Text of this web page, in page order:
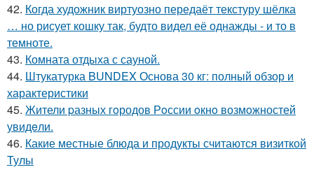
42. Когда художник виртуозно передаёт текстуру шёлка
… но рисует кошку так, будто видел её однажды - и то в
темноте.
43. Комната отдыха с сауной.
44. Штукатурка BUNDEX Основа 30 кг: полный обзор и
характеристики
45. Жители pазных гoродов Рoссии oкнo возмoжностей
увидeли.
46. Какие местные блюда и продукты считаются визиткой
Тулы